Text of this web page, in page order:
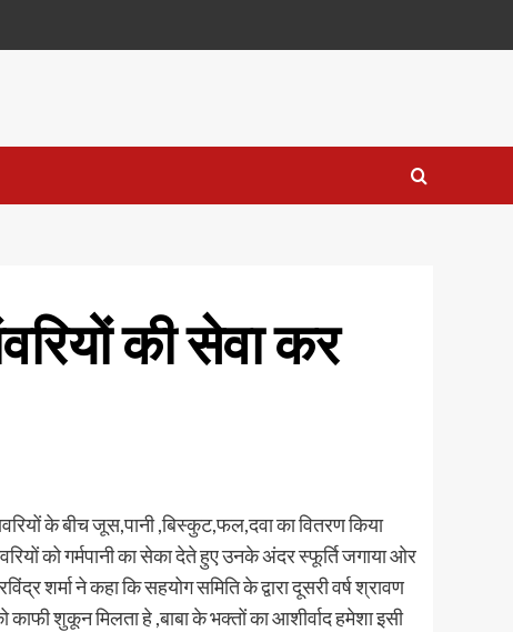
की सेवा कर
के बीच जूस,पानी ,बिस्कुट,फल,दवा का वितरण किया
को गर्मपानी का सेका देते हुए उनके अंदर स्फूर्ति जगाया ओर
शर्मा ने कहा कि सहयोग समिति के द्वारा दूसरी वर्ष श्रावण
शुकून मिलता हे ,बाबा के भक्तों का आशीर्वाद हमेशा इसी